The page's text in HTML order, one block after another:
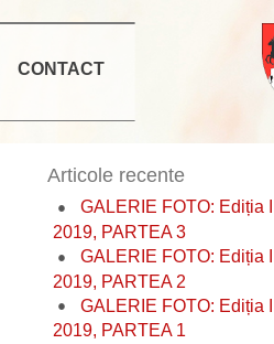
CONTACT
Articole recente
GALERIE FOTO: Ediția
2019, PARTEA 3
GALERIE FOTO: Ediția
2019, PARTEA 2
GALERIE FOTO: Ediția
2019, PARTEA 1